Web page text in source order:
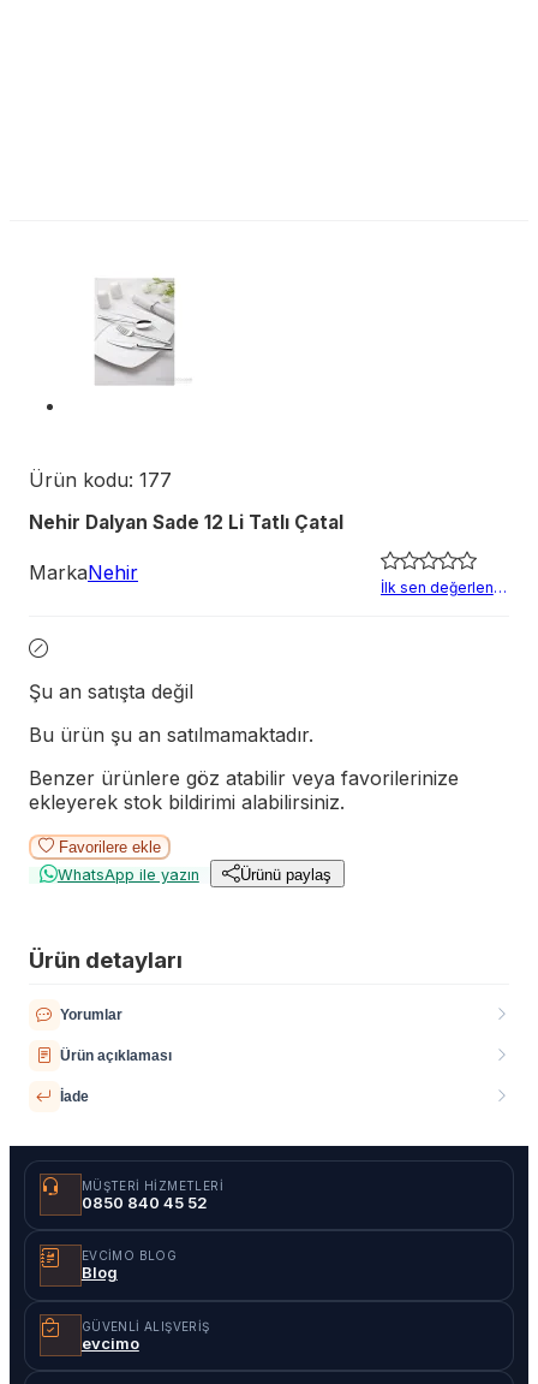
Ürün kodu: 177
Nehir Dalyan Sade 12 Li Tatlı Çatal
MarkaNehir
İlk sen değerlendir
Şu an satışta değil
Bu ürün şu an satılmamaktadır.
Benzer ürünlere göz atabilir veya favorilerinize
ekleyerek stok bildirimi alabilirsiniz.
Favorilere ekle
WhatsApp ile yazın
Ürünü paylaş
Ürün detayları
Yorumlar
Ürün açıklaması
İade
MÜŞTERI HIZMETLERI
0850 840 45 52
EVCIMO BLOG
Blog
GÜVENLI ALIŞVERIŞ
evcimo